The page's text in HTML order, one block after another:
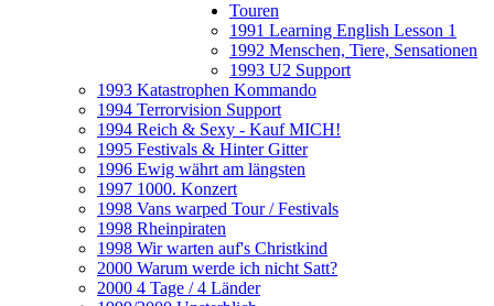
Touren
1991 Learning English Lesson 1
1992 Menschen, Tiere, Sensationen
1993 U2 Support
1993 Katastrophen Kommando
1994 Terrorvision Support
1994 Reich & Sexy - Kauf MICH!
1995 Festivals & Hinter Gitter
1996 Ewig währt am längsten
1997 1000. Konzert
1998 Vans warped Tour / Festivals
1998 Rheinpiraten
1998 Wir warten auf's Christkind
2000 Warum werde ich nicht Satt?
2000 4 Tage / 4 Länder